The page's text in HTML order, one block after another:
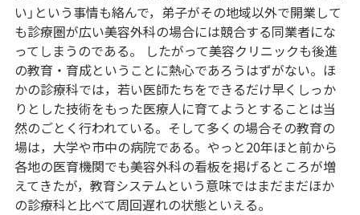
い」という事情も絡んで，弟子がその地域以外で開業して
も診療圏が広い美容外科の場合には競合する同業者にな
ってしまうのである。 したがって美容クリニックも後進
の教育・育成ということに熱心であろうはずがない。ほ
かの診療科では，若い医師たちをできるだけ早くしっか
りとした技術をもった医療人に育てようとすることは当
然のごとく行われている。そして多くの場合その教育の
場は，大学や市中の病院である。やっと20年ほと前から
各地の医育機関でも美容外科の看板を掲げるところが増
えてきたが，教育システムという意味ではまだまだほか
の診療科と比べて周回遅れの状態といえる。